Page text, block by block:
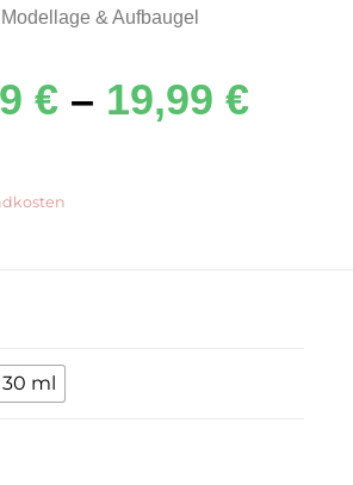
& Aufbaugel
€ – 19,99 €
30 ml